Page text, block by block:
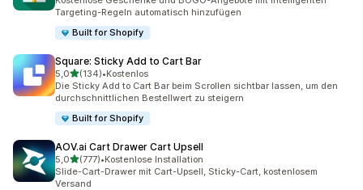
Targeting-Regeln automatisch hinzufügen
Built for Shopify
Square: Sticky Add to Cart Bar
5,0von 5 Sternen
(134)
134 Rezensionen insgesamt
•Kostenlos
Die Sticky Add to Cart Bar beim Scrollen sichtbar lassen, um den
durchschnittlichen Bestellwert zu steigern
Built for Shopify
AOV.ai Cart Drawer Cart Upsell
5,0von 5 Sternen
(777)
777 Rezensionen insgesamt
•Kostenlose Installation
Slide-Cart-Drawer mit Cart-Upsell, Sticky-Cart, kostenlosem
Versand